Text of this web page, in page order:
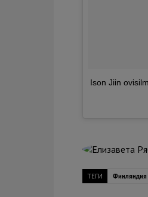
Ison Jiin
ТЕГИ Финляндия